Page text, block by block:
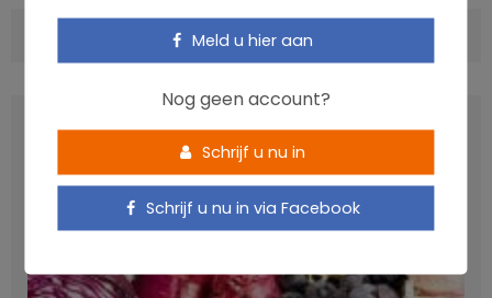
Meld u hier aan
Nog geen account?
Schrijf u nu in
Schrijf u nu in via Facebook